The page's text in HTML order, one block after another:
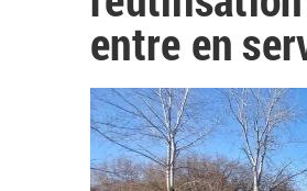
entre en